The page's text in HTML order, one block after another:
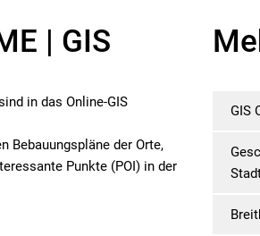
| GIS
in das Online-GIS
Bebauungspläne der Orte,
Punkte (POI) in der
GIS